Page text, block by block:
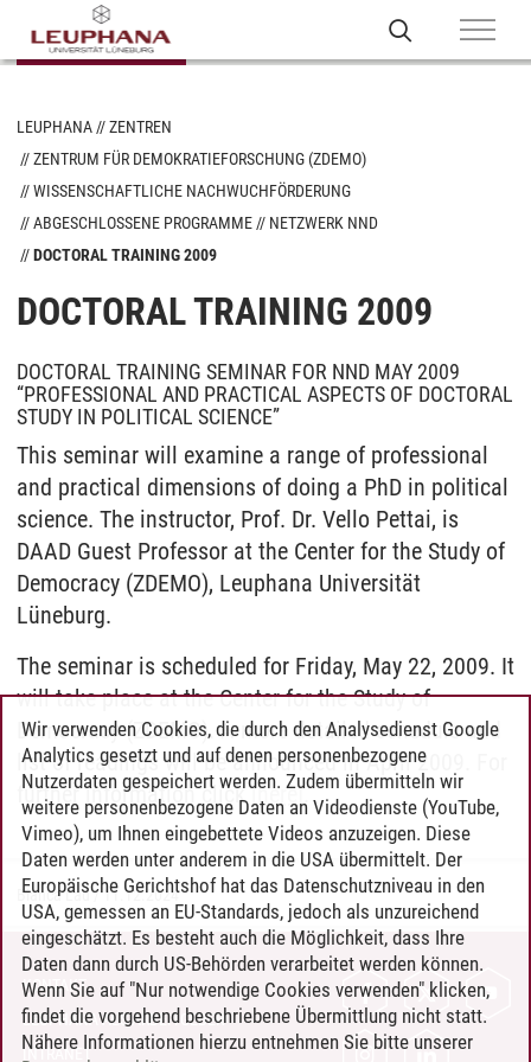
LEUPHANA
ZENTREN
ZENTRUM FÜR DEMOKRATIEFORSCHUNG (ZDEMO)
WISSENSCHAFTLICHE NACHWUCHFÖRDERUNG
ABGESCHLOSSENE PROGRAMME
NETZWERK NND
DOCTORAL TRAINING 2009
DOCTORAL TRAINING 2009
DOCTORAL TRAINING SEMINAR FOR NND MAY 2009
“PROFESSIONAL AND PRACTICAL ASPECTS OF DOCTORAL
STUDY IN POLITICAL SCIENCE”
This seminar will examine a range of professional
and practical dimensions of doing a PhD in political
science. The instructor, Prof. Dr. Vello Pettai, is
DAAD Guest Professor at the Center for the Study of
Democracy (ZDEMO), Leuphana Universität
Lüneburg.
The seminar is scheduled for Friday, May 22, 2009. It
will take place at the Center for the Study of
Democracy (ZDEMO). A more detailed schedule and
list of readings will be announced in April 2009. For
further information click[here].
Bianca Lau/11.12.2024
KONTAKT
LEUPHANA ALS ARBEITGEBER
INTRANET
Wir verwenden Cookies, die durch den Analysedienst Google
Analytics gesetzt und auf denen personenbezogene
Nutzerdaten gespeichert werden. Zudem übermitteln wir
weitere personenbezogene Daten an Videodienste (YouTube,
Vimeo), um Ihnen eingebettete Videos anzuzeigen. Diese
Daten werden unter anderem in die USA übermittelt. Der
Europäische Gerichtshof hat das Datenschutzniveau in den
USA, gemessen an EU-Standards, jedoch als unzureichend
eingeschätzt. Es besteht auch die Möglichkeit, dass Ihre
Daten dann durch US-Behörden verarbeitet werden können.
Wenn Sie auf "Nur notwendige Cookies verwenden" klicken,
findet die vorgehend beschriebene Übermittlung nicht statt.
Nähere Informationen hierzu entnehmen Sie bitte unserer